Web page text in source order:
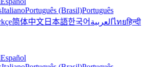
ItalianoPortuguês (Brasil)Português
简体中文 日本語한국어 العربيةไทยहिन्दी
Español